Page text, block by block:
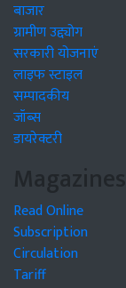
बाजार
ग्रामीण उद्द्योग
सरकारी योजनाएं
लाइफ स्टाइल
सम्पादकीय
जॉब्स
डायरेक्टरी
Magazines
Read Online
Subscription
Circulation
Tariff